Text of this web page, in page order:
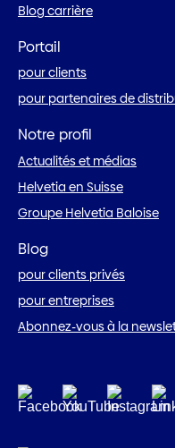
Blog carrière
Portail
pour clients
pour partenaires de
Notre profil
Actualités et médias
Helvetia en Suisse
Groupe Helvetia Baloise
Blog
pour clients privés
pour entreprises
Abonnez-vous à la